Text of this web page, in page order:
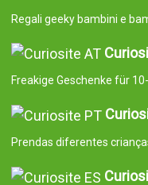
Regali geeky bambini e
Freakige Geschenke für
Prendas diferentes